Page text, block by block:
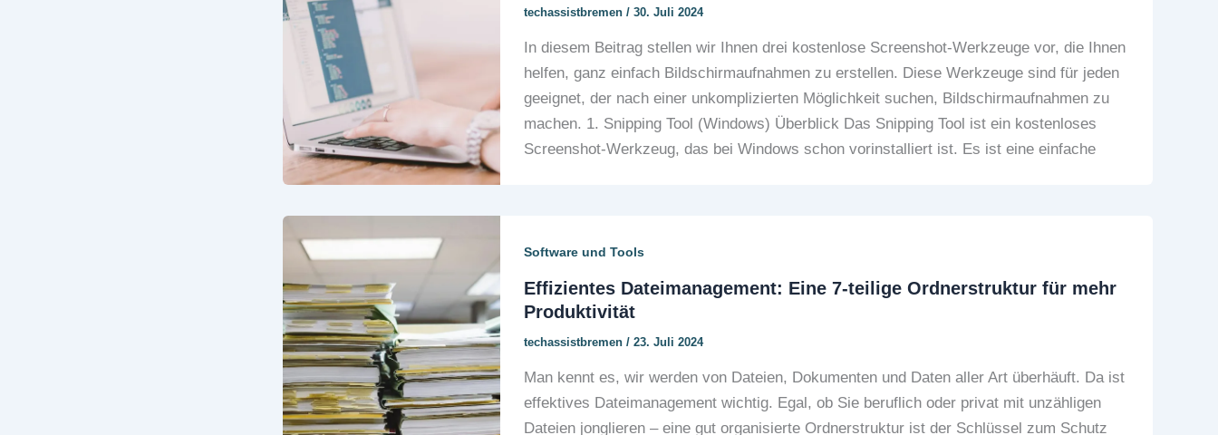
techassistbremen / 30. Juli 2024
In diesem Beitrag stellen wir Ihnen drei kostenlose Screenshot-Werkzeuge vor, die Ihnen
helfen, ganz einfach Bildschirmaufnahmen zu erstellen. Diese Werkzeuge sind für jeden
geeignet, der nach einer unkomplizierten Möglichkeit suchen, Bildschirmaufnahmen zu
machen. 1. Snipping Tool (Windows) Überblick Das Snipping Tool ist ein kostenloses
Screenshot-Werkzeug, das bei Windows schon vorinstalliert ist. Es ist eine einfache
Software und Tools
Effizientes Dateimanagement: Eine 7-teilige Ordnerstruktur für mehr
Produktivität
techassistbremen / 23. Juli 2024
Man kennt es, wir werden von Dateien, Dokumenten und Daten aller Art überhäuft. Da ist
effektives Dateimanagement wichtig. Egal, ob Sie beruflich oder privat mit unzähligen
Dateien jonglieren – eine gut organisierte Ordnerstruktur ist der Schlüssel zum Schutz